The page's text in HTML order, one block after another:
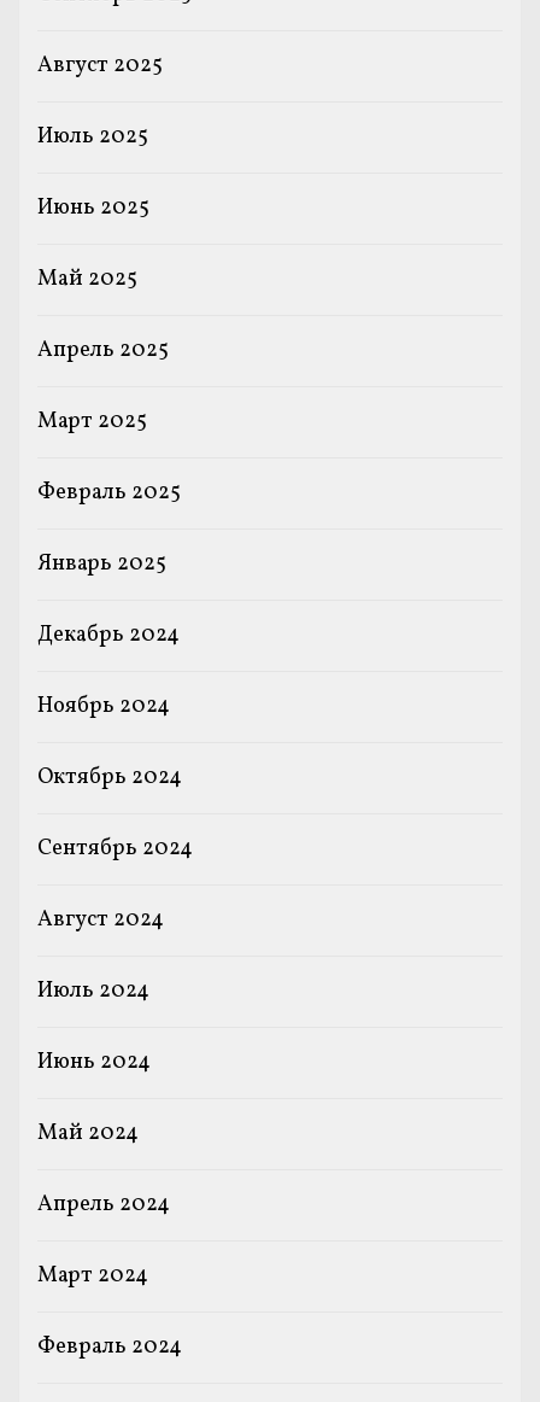
Август 2025
Июль 2025
Июнь 2025
Май 2025
Апрель 2025
Март 2025
Февраль 2025
Январь 2025
Декабрь 2024
Ноябрь 2024
Октябрь 2024
Сентябрь 2024
Август 2024
Июль 2024
Июнь 2024
Май 2024
Апрель 2024
Март 2024
Февраль 2024